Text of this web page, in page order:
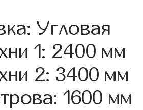
Угловая
1: 2400 мм
2: 3400 мм
1600 мм